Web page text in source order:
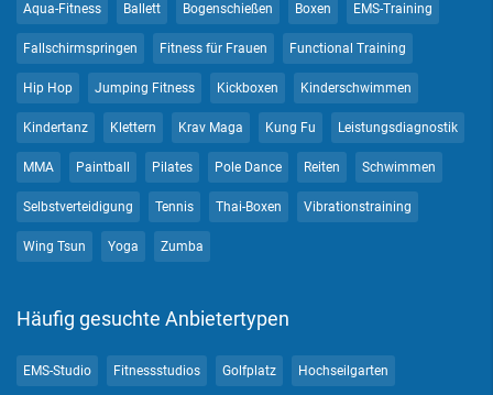
Aqua-Fitness Ballett Bogenschießen Boxen EMS-Training
Fallschirmspringen Fitness für Frauen Functional Training
Hip Hop Jumping Fitness Kickboxen Kinderschwimmen
Kindertanz Klettern Krav Maga Kung Fu Leistungsdiagnostik
MMA Paintball Pilates Pole Dance Reiten Schwimmen
Selbstverteidigung Tennis Thai-Boxen Vibrationstraining
Wing Tsun Yoga Zumba
Häufig gesuchte Anbietertypen
EMS-Studio Fitnessstudios Golfplatz Hochseilgarten